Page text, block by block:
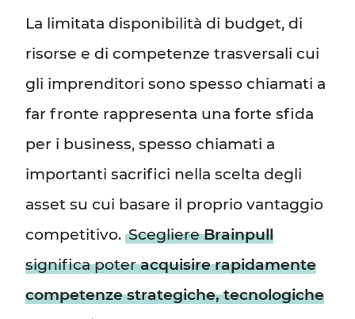
La limitata disponibilità di budget, di
risorse e di competenze trasversali cui
gli imprenditori sono spesso chiamati a
far fronte rappresenta una forte sfida
per i business, spesso chiamati a
importanti sacrifici nella scelta degli
asset su cui basare il proprio vantaggio
competitivo.ScegliereBrainpull
significa poter acquisire rapidamente
competenze strategiche, tecnologiche